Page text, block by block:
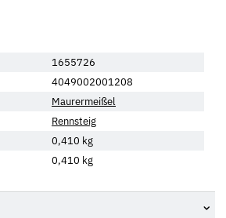
1655726
4049002001208
Maurermeißel
Rennsteig
0,410 kg
0,410 kg